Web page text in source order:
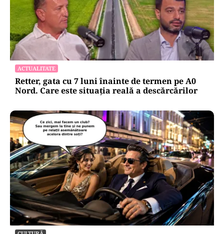
ACTUALITATE
Retter, gata cu 7 luni înainte de termen pe A0
Nord. Care este situația reală a descărcărilor